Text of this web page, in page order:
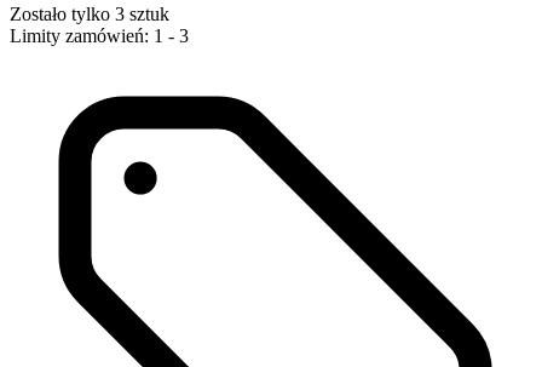
Zostało tylko 3 sztuk
Limity zamówień: 1 - 3